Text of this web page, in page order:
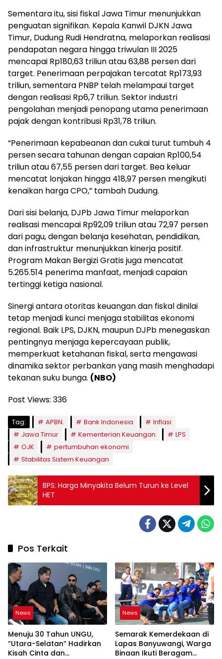
Sementara itu, sisi fiskal Jawa Timur menunjukkan
penguatan signifikan. Kepala Kanwil DJKN Jawa
Timur, Dudung Rudi Hendratna, melaporkan realisasi
pendapatan negara hingga triwulan III 2025
mencapai Rp180,63 triliun atau 63,88 persen dari
target. Penerimaan perpajakan tercatat Rp173,93
triliun, sementara PNBP telah melampaui target
dengan realisasi Rp6,7 triliun. Sektor industri
pengolahan menjadi penopang utama penerimaan
pajak dengan kontribusi Rp31,78 triliun.
“Penerimaan kepabeanan dan cukai turut tumbuh 4
persen secara tahunan dengan capaian Rp100,54
triliun atau 67,55 persen dari target. Bea keluar
mencatat lonjakan hingga 418,97 persen mengikuti
kenaikan harga CPO,” tambah Dudung.
Dari sisi belanja, DJPb Jawa Timur melaporkan
realisasi mencapai Rp92,09 triliun atau 72,97 persen
dari pagu, dengan belanja kesehatan, pendidikan,
dan infrastruktur menunjukkan kinerja positif.
Program Makan Bergizi Gratis juga mencatat
5.265.514 penerima manfaat, menjadi capaian
tertinggi ketiga nasional.
Sinergi antara otoritas keuangan dan fiskal dinilai
tetap menjadi kunci menjaga stabilitas ekonomi
regional. Baik LPS, DJKN, maupun DJPb menegaskan
pentingnya menjaga kepercayaan publik,
memperkuat ketahanan fiskal, serta mengawasi
dinamika sektor perbankan yang masih menghadapi
tekanan suku bunga. (NBO)
Post Views: 336
Tag: APBN. Bank Indonesia
Inflasi
Jawa Timur
Kementerian Keuangan
LPS
OJK
pertumbuhan ekonomi
Stabilitas Sistem Keuangan
BPS: Harga Minyakita Belum Turun ke Level
HET
Pos Terkait
News
Menuju 30 Tahun UNGU,
“Utara-Selatan” Hadirkan
Kisah Cinta dan
News
Semarak Kemerdekaan di
Lapas Banyuwangi, Warga
Binaan Ikuti Beragam